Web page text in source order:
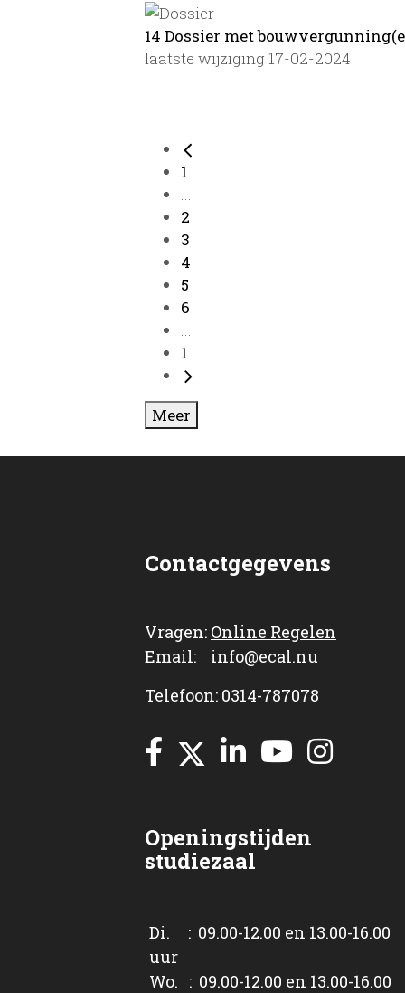
14 Dossier met
laatste wijziging 17-02-2024
1
...
2
3
4
5
6
...
1
Meer
Contactgegevens
Vragen: Online Regelen
Email: info@ecal.nu
Telefoon: 0314-787078
Openingstijden
studiezaal
Di. : 09.00-12.00 en 13.00-16.00
uur
Wo. : 09.00-12.00 en 13.00-16.00